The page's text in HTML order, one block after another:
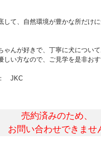
して、自然環境が豊かな所だけ
ゃんが好きで、丁寧に犬につい
しい方なので、ご見学を是非おす
JKC
売約済みのため、
お問い合わせできませ